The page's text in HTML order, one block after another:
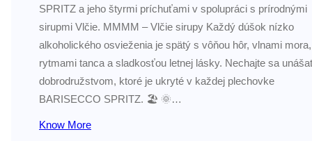
SPRITZ a jeho štyrmi príchuťami v spolupráci s prírodnými
sirupmi Vlčie. MMMM – Vlčie sirupy Každý dúšok nízko
alkoholického osvieženia je spätý s vôňou hôr, vlnami mora,
rytmami tanca a sladkosťou letnej lásky. Nechajte sa
dobrodružstvom, ktoré je ukryté v každej plechovke
BARISECCO SPRITZ. 🏖️ 🌞…
Know More